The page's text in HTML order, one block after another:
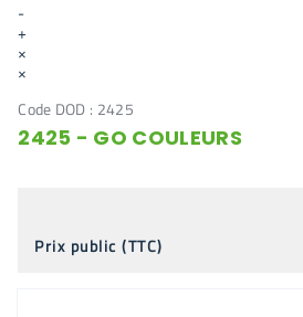
-
+
×
×
Code DOD : 2425
2425 - GO COULEURS
Prix public (TTC)